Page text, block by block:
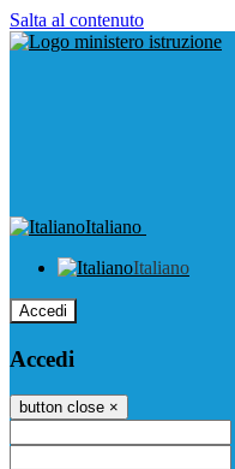
Salta al contenuto
Italiano
Italiano
Accedi
Accedi
button close ×